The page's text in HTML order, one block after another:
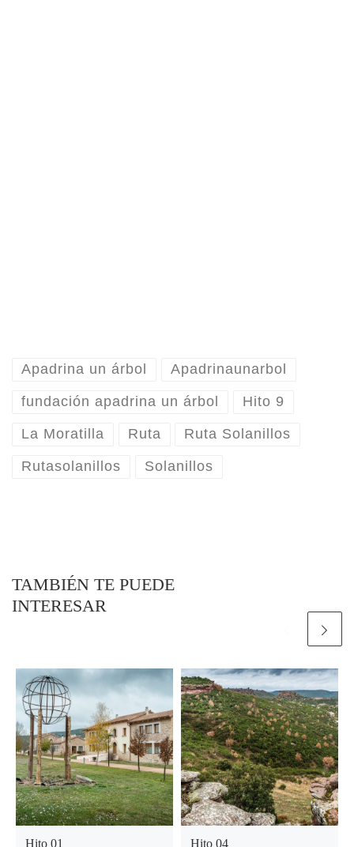
Apadrina un árbol Apadrinaunarbol
fundación apadrina un árbol Hito 9
La Moratilla Ruta Ruta Solanillos
Rutasolanillos Solanillos
TAMBIÉN TE PUEDE
INTERESAR
Hito 01 Hito 04